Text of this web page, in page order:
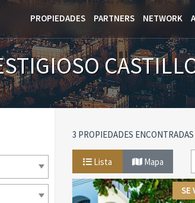
PROPIEDADES PARTNERS NETWORK
3 PROPIEDADES ENCONTRADAS
Lista Mapa
SE